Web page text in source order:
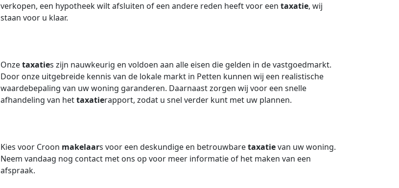
verkopen, een hypotheek wilt afsluiten of een andere reden heeft voor een taxatie, wij
staan voor u klaar.
Onzetaxaties zijn nauwkeurig en voldoen aan alle eisen die gelden in de vastgoedmarkt.
Door onze uitgebreide kennis van de lokale markt in Petten kunnen wij een realistische
waardebepaling van uw woning garanderen. Daarnaast zorgen wij voor een snelle
afhandeling van hettaxatierapport, zodat u snel verder kunt met uw plannen.
Kies voor Croon makelaars voor een deskundige en betrouwbaretaxatievan uw woning.
Neem vandaag nog contact met ons op voor meer informatie of het maken van een
afspraak.